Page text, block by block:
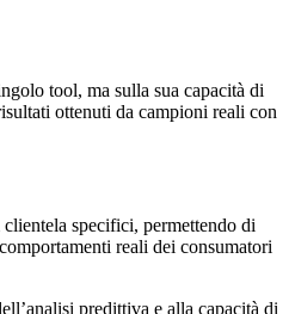
tool, ma sulla sua capacità di
ottenuti da campioni reali con
specifici, permettendo di
reali dei consumatori
predittiva e alla capacità di